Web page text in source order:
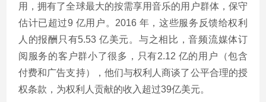
用，拥有了全球最大的按需享用音乐的用户群体，保守
估计已超过9 亿用户。2016 年，这些服务反馈给权利
人的报酬只有5.53 亿美元。与之相比，音频流媒体订
阅服务的客户群小了很多，只有2.12 亿的用户（包含
付费和广告支持），他们与权利人商谈了公平合理的授
权条款，为权利人贡献的收入超过39亿美元。